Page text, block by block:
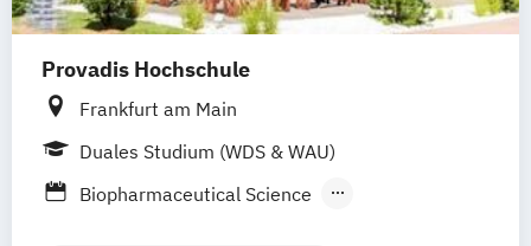
Provadis Hochschule
Frankfurt am Main
Duales Studium (WDS & WAU)
Biopharmaceutical Science